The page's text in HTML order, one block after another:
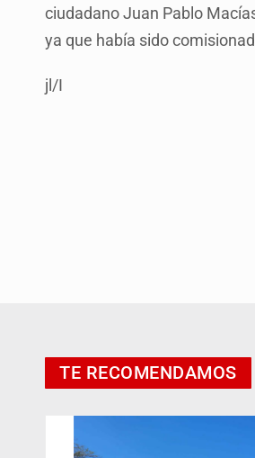
ciudadano Juan Pablo
ya que había sido
jl/I
TE RECOMENDAMOS